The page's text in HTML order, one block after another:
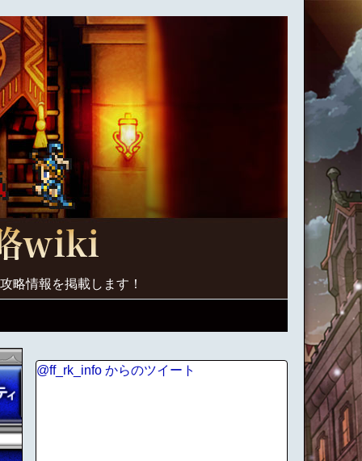
略情報を掲載します！
@ff_rk_info からのツイート